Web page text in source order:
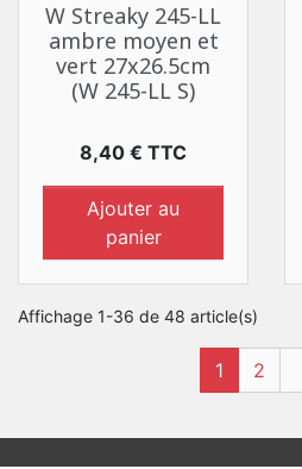
W Streaky 245-LL
ambre moyen et
vert 27x26.5cm
(W 245-LL S)
Prix
8,40 € TTC
Ajouter au
panier
Affichage 1-36 de 48 article(s)
1 2